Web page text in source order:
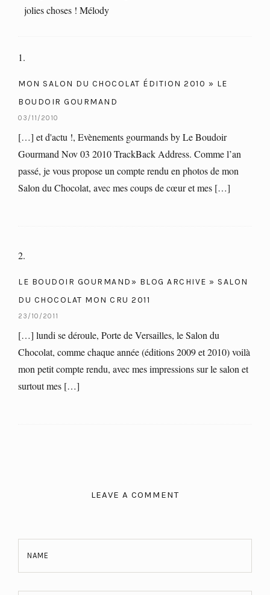
jolies choses ! Mélody
MON SALON DU CHOCOLAT ÉDITION 2010 » LE
BOUDOIR GOURMAND
03/11/2010
[…] et d'actu !, Evènements gourmands by Le Boudoir
Gourmand Nov 03 2010 TrackBack Address. Comme l’an
passé, je vous propose un compte rendu en photos de mon
Salon du Chocolat, avec mes coups de cœur et mes […]
LE BOUDOIR GOURMAND» BLOG ARCHIVE » SALON
DU CHOCOLAT MON CRU 2011
23/10/2011
[…] lundi se déroule, Porte de Versailles, le Salon du
Chocolat, comme chaque année (éditions 2009 et 2010) voilà
mon petit compte rendu, avec mes impressions sur le salon et
surtout mes […]
LEAVE A COMMENT
NAME